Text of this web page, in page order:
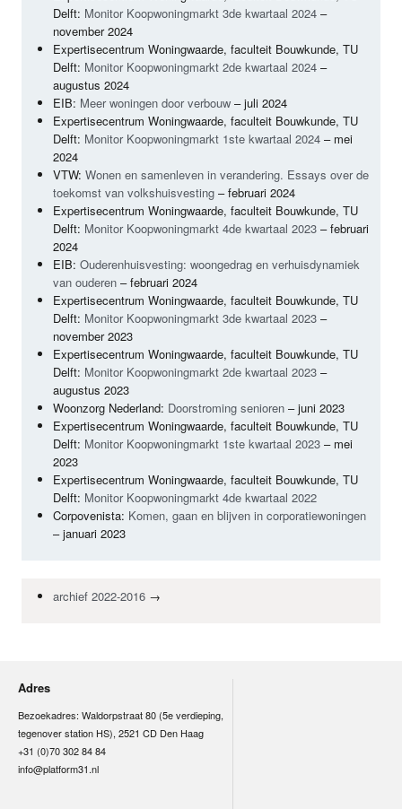
Delft: Monitor Koopwoningmarkt 3de kwartaal 2024 –
november 2024
Expertisecentrum Woningwaarde, faculteit Bouwkunde, TU
Delft: Monitor Koopwoningmarkt 2de kwartaal 2024 –
augustus 2024
EIB: Meer woningen door verbouw – juli 2024
Expertisecentrum Woningwaarde, faculteit Bouwkunde, TU
Delft: Monitor Koopwoningmarkt 1ste kwartaal 2024 – mei
2024
VTW:Wonen en samenleven in verandering. Essays over de
toekomst van volkshuisvesting – februari 2024
Expertisecentrum Woningwaarde, faculteit Bouwkunde, TU
Delft: Monitor Koopwoningmarkt 4de kwartaal 2023 – februari
2024
EIB:Ouderenhuisvesting: woongedrag en verhuisdynamiek
van ouderen – februari 2024
Expertisecentrum Woningwaarde, faculteit Bouwkunde, TU
Delft: Monitor Koopwoningmarkt 3de kwartaal 2023 –
november 2023
Expertisecentrum Woningwaarde, faculteit Bouwkunde, TU
Delft: Monitor Koopwoningmarkt 2de kwartaal 2023 –
augustus 2023
Woonzorg Nederland: Doorstroming senioren – juni 2023
Expertisecentrum Woningwaarde, faculteit Bouwkunde, TU
Delft: Monitor Koopwoningmarkt 1ste kwartaal 2023 – mei
2023
Expertisecentrum Woningwaarde, faculteit Bouwkunde, TU
Delft: Monitor Koopwoningmarkt 4de kwartaal 2022
Corpovenista: Komen, gaan en blijven in corporatiewoningen
– januari 2023
archief 2022-2016 →
Adres
Bezoekadres: Waldorpstraat 80 (5e verdieping,
tegenover station HS), 2521 CD Den Haag
+31 (0)70 302 84 84
info@platform31.nl